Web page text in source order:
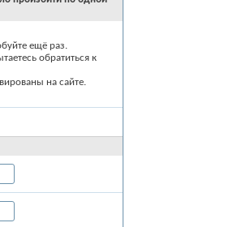
ещё раз.
обратиться к
на сайте.